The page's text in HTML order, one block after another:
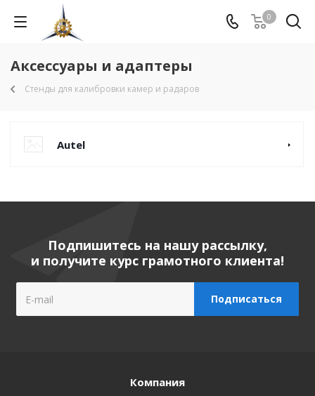
0
Аксессуары и адаптеры
Стенды для калибровки камер и радаров
Autel
Подпишитесь на нашу рассылку,
и получите курс грамотного клиента!
Компания